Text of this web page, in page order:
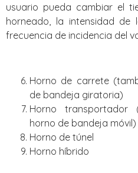
usuario pueda cambiar el
horneado, la intensidad
frecuencia de incidencia del
Horno de carrete
de bandeja giratoria)
Horno transportador
horno de bandeja móvil)
Horno de túnel
Horno híbrido